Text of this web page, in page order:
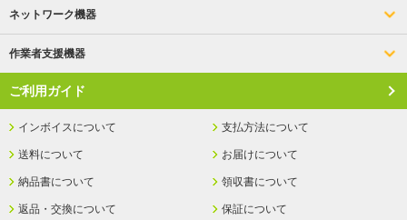
ネットワーク機器
作業者支援機器
ご利用ガイド
インボイスについて 支払方法について
送料について お届けについて
納品書について 領収書について
返品・交換について 保証について